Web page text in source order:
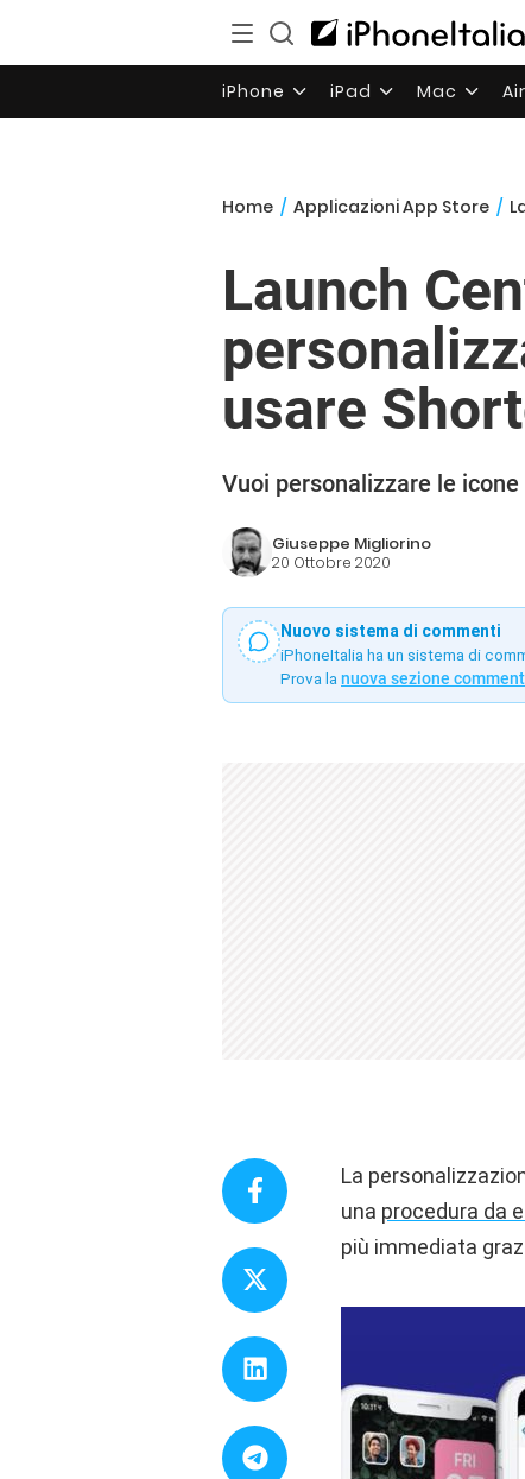
iPhone iPad Mac
Home / Applicazioni App Store /
Launch
usare
Vuoi personalizzare le
Giuseppe Migliorino
20 Ottobre 2020
Nuovo sistema di commenti
iPhoneItalia ha un sistema di
Prova la nuova sezione
La
una procedura da
più immediata